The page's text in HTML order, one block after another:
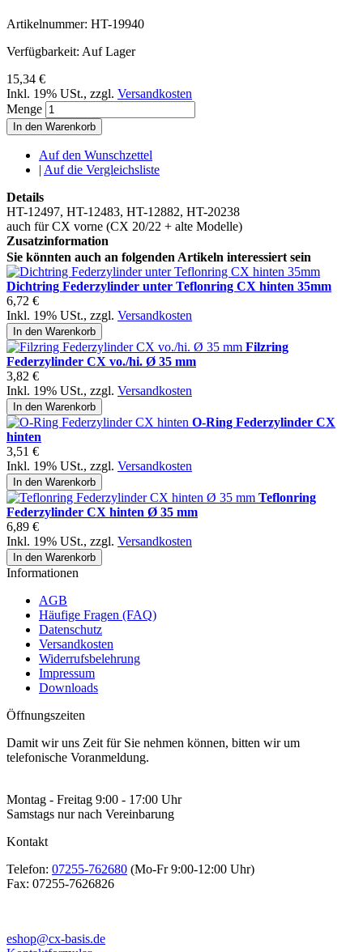
Artikelnummer: HT-19940
Verfügbarkeit: Auf Lager
15,34 €
Inkl. 19% USt., zzgl. Versandkosten
Menge
In den Warenkorb
Auf den Wunschzettel
| Auf die Vergleichsliste
Details
HT-12497, HT-12483, HT-12882, HT-20238
auch für CX vorne (CX 20/22 + alte Modelle)
Zusatzinformation
Sie könnten auch an folgenden Artikeln interessiert sein
Dichtring Federzylinder unter Teflonring CX hinten 35mm
6,72 €
Inkl. 19% USt., zzgl. Versandkosten
In den Warenkorb
Filzring
Federzylinder CX vo./hi. Ø 35 mm
3,82 €
Inkl. 19% USt., zzgl. Versandkosten
In den Warenkorb
O-Ring Federzylinder CX
hinten
3,51 €
Inkl. 19% USt., zzgl. Versandkosten
In den Warenkorb
Teflonring
Federzylinder CX hinten Ø 35 mm
6,89 €
Inkl. 19% USt., zzgl. Versandkosten
In den Warenkorb
Informationen
AGB
Häufige Fragen (FAQ)
Datenschutz
Versandkosten
Widerrufsbelehrung
Impressum
Downloads
Öffnungszeiten
Damit wir uns Zeit für Sie nehmen können, bitten wir um
telefonische Voranmeldung.
Montag - Freitag 9:00 - 17:00 Uhr
Samstags nur nach Vereinbarung
Kontakt
Telefon: 07255-762680 (Mo-Fr 9:00-12:00 Uhr)
Fax: 07255-7626826
eshop@cx-basis.de